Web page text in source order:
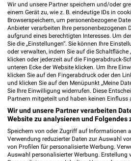
Erlebe mit Lidl und Andre Agassi die neuesten Silvercrest Küchengeräte
17.04.2026
Wir und unsere Partner speichern und/oder
einem Gerät zu, wie z. B. eindeutige IDs in
Browserspeichern, um personenbezogene
Anbieter verarbeiten Ihre personenbezogenen
aufgrund eines berechtigten Interesses. Um
Sie die „Einstellungen“. Sie können Ihre
oder verwalten, indem Sie auf die Schaltfläche
klicken oder jederzeit auf die Fingerabdruck-
unteren Ecke der Website klicken. Um Ihre
klicken Sie auf den Fingerabdruck oder den
und klicken Sie auf den Menüpunkt „Meine
Sie Ihre Einwilligung widerrufen. Diese
Partnern mitgeteilt und haben keinen Einfluss
Wir und unsere Partner verarbeiten
Website zu analysieren und Folgendes
Speichern von oder Zugriff auf Informationen
Verwendung reduzierter Daten zur Auswahl
von Profilen für personalisierte Werbung.
Auswahl personalisierter Werbung. Erstellung